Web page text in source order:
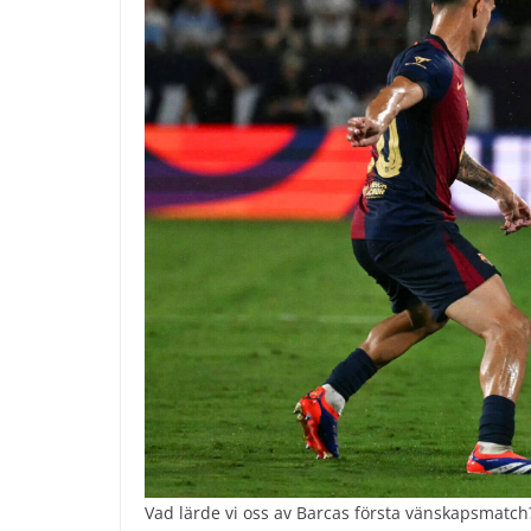
Vad lärde vi oss av Barcas första